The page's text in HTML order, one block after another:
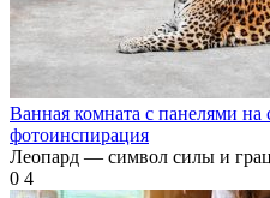
Ванная комната с панелями
фотоинспирация
Леопард — символ силы и
0 4